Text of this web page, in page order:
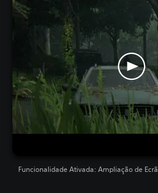
Funcionalidade Ativada: Ampliação de Ecrã